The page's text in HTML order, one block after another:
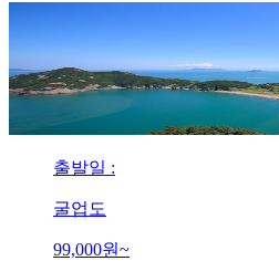
출발일 :
굴업도
99,000원~